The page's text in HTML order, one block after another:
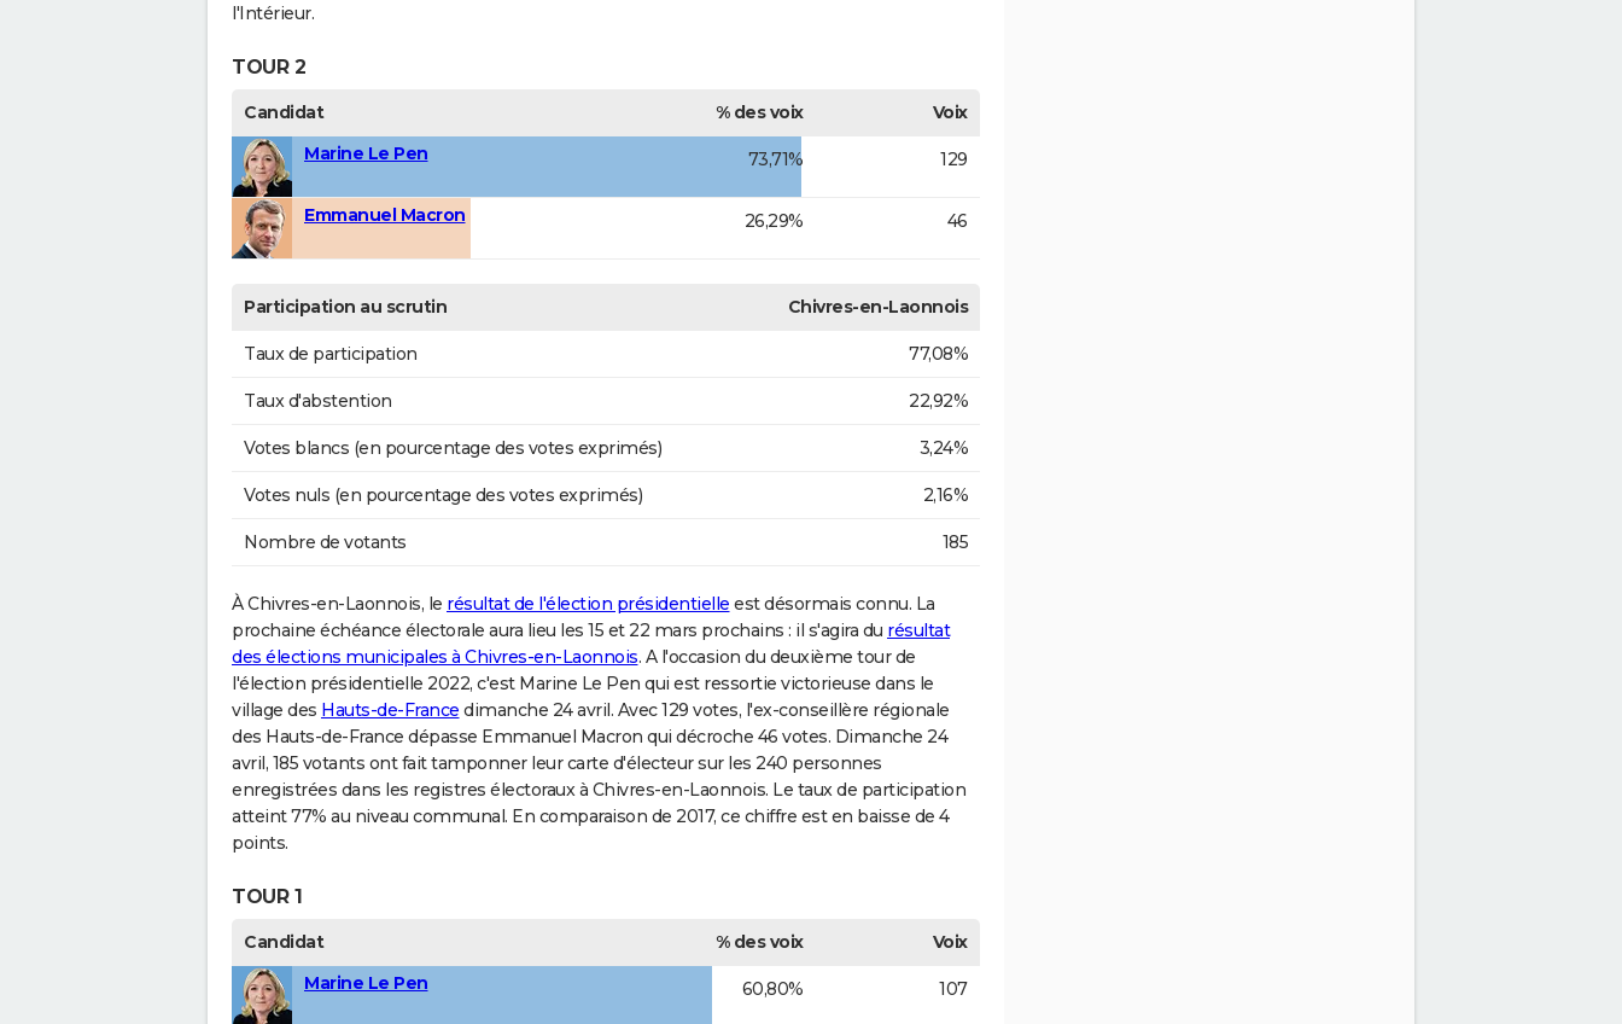
l'Intérieur.
TOUR 2
Candidat % des voix
Voix
Marine Le Pen
73,71% 129
Emmanuel Macron 26,29% 46
Participation au scrutin Chivres-en-Laonnois
Taux de participation 77,08%
Taux d'abstention 22,92%
Votes blancs (en pourcentage des votes exprimés) 3,24%
Votes nuls (en pourcentage des votes exprimés) 2,16%
Nombre de votants 185
À Chivres-en-Laonnois, le résultat de l'élection présidentielle est désormais connu. La
prochaine échéance électorale aura lieu les 15 et 22 mars prochains : il s'agira du résultat
des élections municipales à Chivres-en-Laonnois. A l'occasion du deuxième tour de
l'élection présidentielle 2022, c'est Marine Le Pen qui est ressortie victorieuse dans le
village des Hauts-de-France dimanche 24 avril. Avec 129 votes, l'ex-conseillère régionale
des Hauts-de-France dépasse Emmanuel Macron qui décroche 46 votes. Dimanche 24
avril, 185 votants ont fait tamponner leur carte d'électeur sur les 240 personnes
enregistrées dans les registres électoraux à Chivres-en-Laonnois. Le taux de participation
atteint 77% au niveau communal. En comparaison de 2017, ce chiffre est en baisse de 4
points.
TOUR 1
Candidat % des voix
Voix
Marine Le Pen
60,80% 107